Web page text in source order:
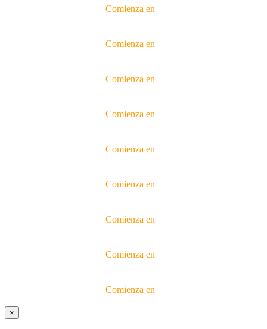
Comienza en
Comienza en
Comienza en
Comienza en
Comienza en
Comienza en
Comienza en
Comienza en
Comienza en
×